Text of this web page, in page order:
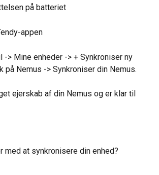
på batteriet
appen
-> Mine enheder -> + Synkroniser ny
på Nemus -> Synkroniser din Nemus.
ejerskab af din Nemus og er klar til
med at synkronisere din enhed?